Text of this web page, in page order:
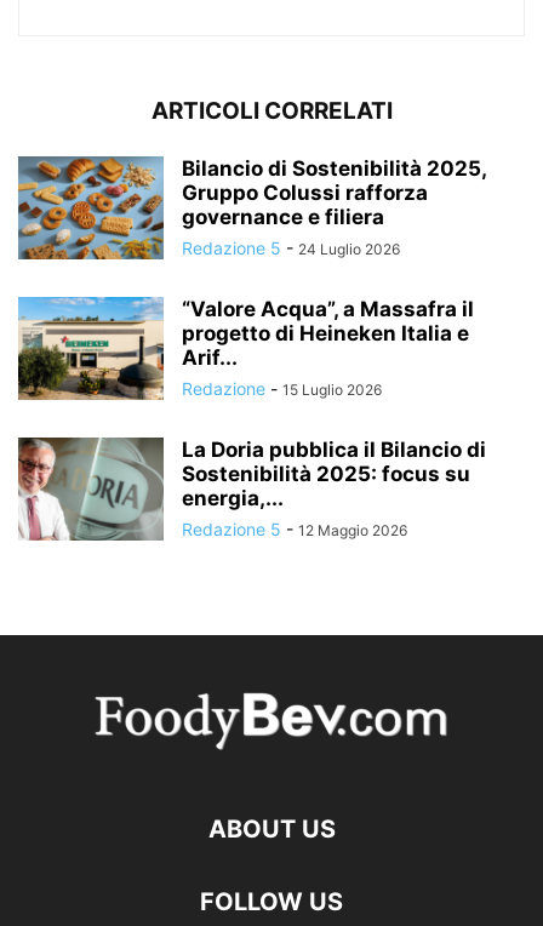
ARTICOLI CORRELATI
Bilancio di Sostenibilità 2025,
Gruppo Colussi rafforza
governance e filiera
Redazione 5 - 24 Luglio 2026
“Valore Acqua”, a Massafra il
progetto di Heineken Italia e
Arif...
Redazione - 15 Luglio 2026
La Doria pubblica il Bilancio di
Sostenibilità 2025: focus su
energia,...
Redazione 5 - 12 Maggio 2026
ABOUT US
FOLLOW US